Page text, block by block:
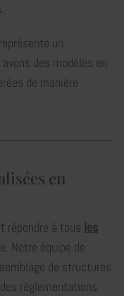
un
des modèles en
de manière
en
répondre à tous les
Notre équipe de
de structures
réglementations